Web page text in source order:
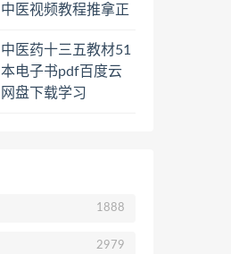
中医视频教程推拿正
经络脉诊面诊舌诊手
诊私密终身会员百度
网盘共享群
中医药十三五教材51
本电子书pdf百度云
网盘下载学习
1888
2979